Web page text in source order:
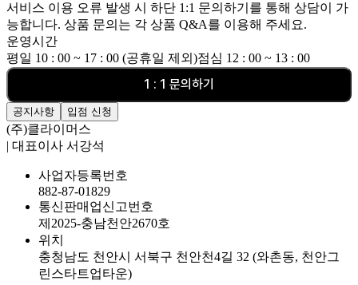
서비스 이용 오류 발생 시 하단 1:1 문의하기를 통해 상담이 가
능합니다. 상품 문의는 각 상품 Q&A를 이용해 주세요.
운영시간
평일 10 : 00 ~ 17 : 00 (공휴일 제외)점심 12 : 00 ~ 13 : 00
1 : 1 문의하기
공지사항 입점 신청
(주)클라이머스
| 대표이사 서강석
사업자등록번호
882-87-01829
통신판매업신고번호
제2025-충남천안2670호
위치
충청남도 천안시 서북구 천안천4길 32 (와촌동, 천안그
린스타트업타운)